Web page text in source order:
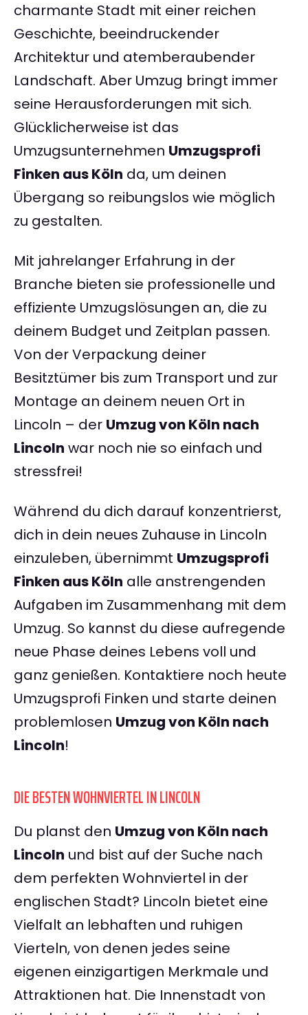
charmante Stadt mit einer reichen
Geschichte, beeindruckender
Architektur und atemberaubender
Landschaft. Aber Umzug bringt immer
seine Herausforderungen mit sich.
Glücklicherweise ist das
Umzugsunternehmen Umzugsprofi
Finken aus Köln da, um deinen
Übergang so reibungslos wie möglich
zu gestalten.
Mit jahrelanger Erfahrung in der
Branche bieten sie professionelle und
effiziente Umzugslösungen an, die zu
deinem Budget und Zeitplan passen.
Von der Verpackung deiner
Besitztümer bis zum Transport und zur
Montage an deinem neuen Ort in
Lincoln – der Umzug von Köln nach
Lincoln war noch nie so einfach und
stressfrei!
Während du dich darauf konzentrierst,
dich in dein neues Zuhause in Lincoln
einzuleben, übernimmt Umzugsprofi
Finken aus Köln alle anstrengenden
Aufgaben im Zusammenhang mit dem
Umzug. So kannst du diese aufregende
neue Phase deines Lebens voll und
ganz genießen. Kontaktiere noch heute
Umzugsprofi Finken und starte deinen
problemlosen Umzug von Köln nach
Lincoln!
DIE BESTEN WOHNVIERTEL IN LINCOLN
Du planst den Umzug von Köln nach
Lincoln und bist auf der Suche nach
dem perfekten Wohnviertel in der
englischen Stadt? Lincoln bietet eine
Vielfalt an lebhaften und ruhigen
Vierteln, von denen jedes seine
eigenen einzigartigen Merkmale und
Attraktionen hat. Die Innenstadt von